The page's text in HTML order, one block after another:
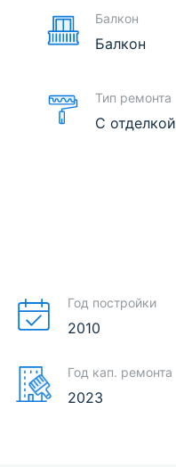
Балкон
Балкон
Тип ремонта
С отделкой
Год постройки
2010
Год кап. ремонта
2023